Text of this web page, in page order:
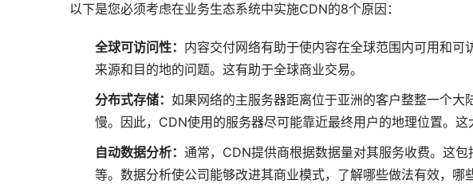
以下是您必须考虑在业务生态系统中实施CDN的8个原因：
全球可访问性： 内容交付网络有助于使内容在全球范围内可用和
来源和目的地的问题。这有助于全球商业交易。
分布式存储： 如果网络的主服务器距离位于亚洲的客户整整一个
慢。因此，CDN使用的服务器尽可能靠近最终用户的地理位置。这
自动数据分析： 通常，CDN提供商根据数据量对其服务收费。这
等。数据分析使公司能够改进其商业模式，了解哪些做法有效，哪